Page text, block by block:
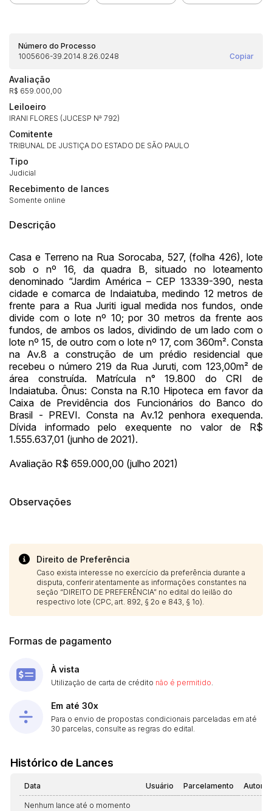
Número do Processo
1005606-39.2014.8.26.0248
Copiar
Avaliação
R$ 659.000,00
Leiloeiro
IRANI FLORES (JUCESP Nª 792)
Comitente
TRIBUNAL DE JUSTIÇA DO ESTADO DE SÃO PAULO
Tipo
Judicial
Recebimento de lances
Somente online
Descrição
Casa e Terreno na Rua Sorocaba, 527, (folha 426), lote
sob o nº 16, da quadra B, situado no loteamento
denominado “Jardim América – CEP 13339-390, nesta
cidade e comarca de Indaiatuba, medindo 12 metros de
frente para a Rua Juriti igual medida nos fundos, onde
divide com o lote nº 10; por 30 metros da frente aos
fundos, de ambos os lados, dividindo de um lado com o
lote nº 15, de outro com o lote nº 17, com 360m². Consta
na Av.8 a construção de um prédio residencial que
recebeu o número 219 da Rua Juruti, com 123,00m² de
área construída. Matrícula n° 19.800 do CRI de
Indaiatuba. Ônus: Consta na R.10 Hipoteca em favor da
Caixa de Previdência dos Funcionários do Banco do
Brasil - PREVI. Consta na Av.12 penhora exequenda.
Dívida informado pelo exequente no valor de R$
1.555.637,01 (junho de 2021).
Avaliação R$ 659.000,00 (julho 2021)
Observações
Direito de Preferência
Caso exista interesse no exercício da preferência durante a
disputa, conferir atentamente as informações constantes na
seção “DIREITO DE PREFERÊNCIA” no edital do leilão do
respectivo lote (CPC, art. 892, § 2o e 843, § 1o).
Formas de pagamento
À vista
Utilização de carta de crédito não é permitido
Em até 30x
Para o envio de propostas condicionais parceladas em até
30 parcelas, consulte as regras do edital.
Histórico de Lances
Data Usuário Parcelamento
Nenhum lance até o momento
Envie sua Proposta
Histórico de Propostas
14/04/2025 18:43:11 TIAGOFELIPE R$ 1,00
14/04/2025 18:43:11 TIAGOFELIPE R$ 1,00
14/04/2025 18:43:11 TIAGOFELIPE R$ 1,00
Clique aqui para fazer login
propostas